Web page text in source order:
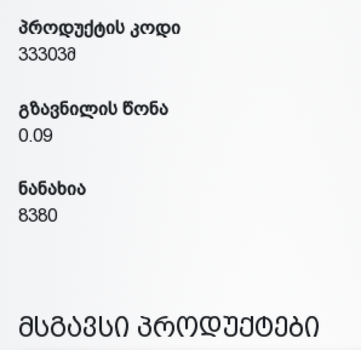
პროდუქტის კოდი
33303მ
გზავნილის წონა
0.09
ნანახია
8380
მსგავსი პროდუქტები